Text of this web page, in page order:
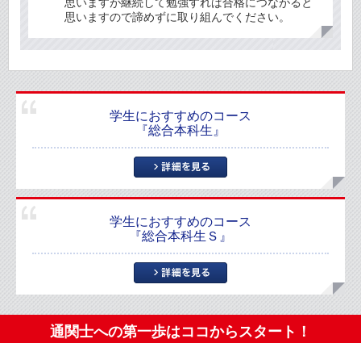
思いますので諦めずに取り組んでください。
学生におすすめのコース
『総合本科生』
学生におすすめのコース
『総合本科生Ｓ』
通関士への第一歩はココからスタート！